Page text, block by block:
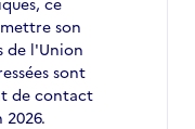
son
de l'Union
sont
de contact